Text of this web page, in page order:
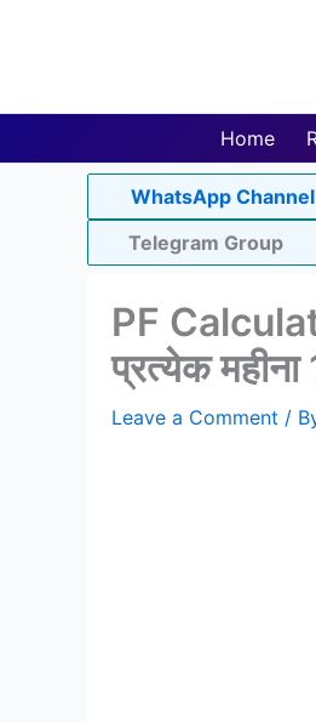
Home
WhatsApp Channel
Telegram Group
PF
प्रत्येक
Leave a Comment /